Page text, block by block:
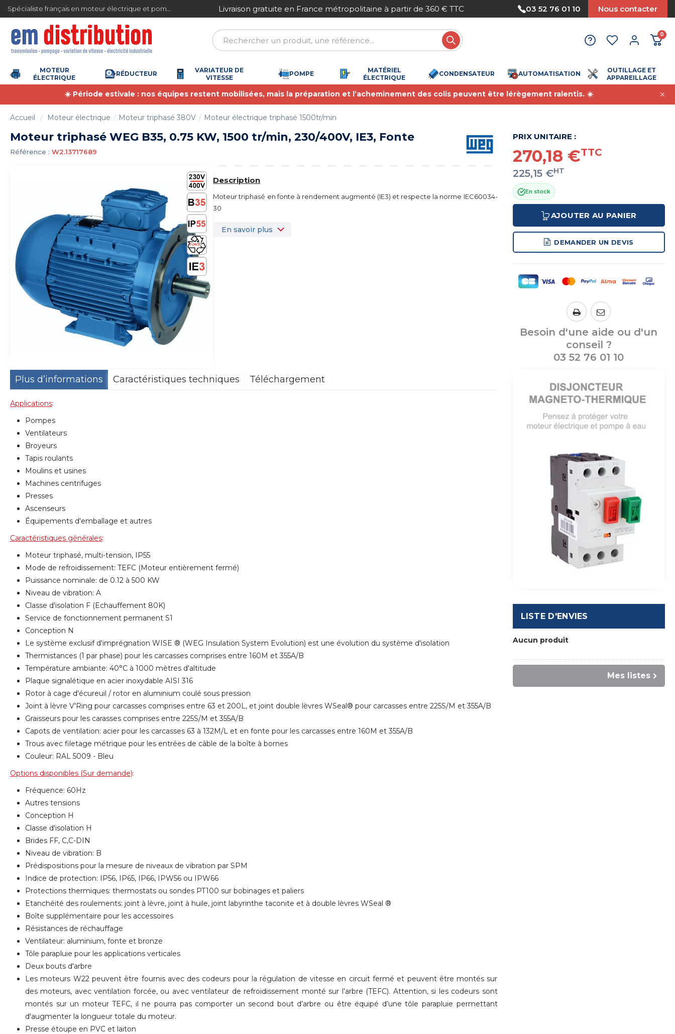
5 (6367 avis) Livraison gratuite en France métropolitaine à partir de 360 € TTC Paiement sécurisé 03 52 76 01 10 Nous contacter
0
MOTEUR
ÉLECTRIQUE
RÉDUCTEUR
VARIATEUR DE
VITESSE
POMPE
MATÉRIEL
ÉLECTRIQUE
CONDENSATEUR AUTOMATISATION
OUTILLAGE ET
APPAREILLAGE
☀️ Période estivale : nos équipes restent mobilisées, mais la préparation et l’acheminement des colis peuvent être lérègement ralentis. ☀️
Accueil Moteur électrique Moteur triphasé 380V Moteur électrique triphasé 1500tr/min
Moteur triphasé WEG B35, 0.75 KW, 1500 tr/min, 230/400V, IE3, Fonte
Référence : W2.13717689
Description
Moteur triphasé en fonte à rendement augmenté (IE3) et respecte la norme IEC60034-
30
En savoir plus
PRIX UNITAIRE :
270,18 €TTC
225,15 €HT
En stock
AJOUTER AU PANIER
DEMANDER UN DEVIS
Besoin d'une aide ou d'un
conseil ?
03 52 76 01 10
Plus d’informations Caractéristiques techniques Téléchargement
Applications:
Pompes
Ventilateurs
Broyeurs
Tapis roulants
Moulins et usines
Machines centrifuges
Presses
Ascenseurs
Équipements d'emballage et autres
Caractéristiques générales:
Moteur triphasé, multi-tension, IP55
Mode de refroidissement: TEFC (Moteur entièrement fermé)
Puissance nominale: de 0.12 à 500 KW
Niveau de vibration: A
Classe d'isolation F (Echauffement 80K)
Service de fonctionnement permanent S1
Conception N
Le système exclusif d'imprégnation WISE ® (WEG Insulation System Evolution) est une évolution du système d'isolation
Thermistances (1 par phase) pour les carcasses comprises entre 160M et 355A/B
Température ambiante: 40°C à 1000 mètres d'altitude
Plaque signalétique en acier inoxydable AISI 316
Rotor à cage d'écureuil / rotor en aluminium coulé sous pression
Joint à lèvre V'Ring pour carcasses comprises entre 63 et 200L, et joint double lèvres WSeal® pour carcasses entre 225S/M et 355A/B
Graisseurs pour les carasses comprises entre 225S/M et 355A/B
Capots de ventilation: acier pour les carcasses 63 à 132M/L et en fonte pour les carcasses entre 160M et 355A/B
Trous avec filetage métrique pour les entrées de câble de la boîte à bornes
Couleur: RAL 5009 - Bleu
Options disponibles (Sur demande):
Fréquence: 60Hz
Autres tensions
Conception H
Classe d'isolation H
Brides FF, C,C-DIN
Niveau de vibration: B
Prédispositions pour la mesure de niveaux de vibration par SPM
Indice de protection: IP56, IP65, IP66, IPW56 ou IPW66
Protections thermiques: thermostats ou sondes PT100 sur bobinages et paliers
Etanchéité des roulements: joint à lèvre, joint à huile, joint labyrinthe taconite et à double lèvres WSeal ®
Boîte supplémentaire pour les accessoires
Résistances de réchauffage
Ventilateur: aluminium, fonte et bronze
Tôle parapluie pour les applications verticales
Deux bouts d'arbre
Les moteurs W22 peuvent être fournis avec des codeurs pour la régulation de vitesse en circuit fermé et peuvent être montés sur
des moteurs, avec ventilation forcée, ou avec ventilateur de refroidissement monté sur l’arbre (TEFC). Attention, si les codeurs sont
montés sur un moteur TEFC, il ne pourra pas comporter un second bout d’arbre ou être équipé d’une tôle parapluie permettant
d'augmenter la longueur totale du moteur.
Presse étoupe en PVC et laiton
LISTE D'ENVIES
Aucun produit
Mes listes
Gestion des cookies